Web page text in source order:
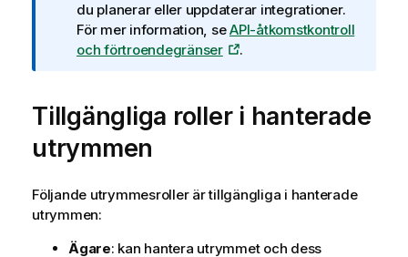
c
k
n
g
o
m
n
f
r
du planerar eller uppdaterar integrationer.
För mer information, seAPI-åtkomstkontroll
och förtroendegränser
.
Tillgängliga roller i hanterade
utrymmen
Följande utrymmesroller är tillgängliga i hanterade
utrymmen:
Ägare: kan hantera utrymmet och dess